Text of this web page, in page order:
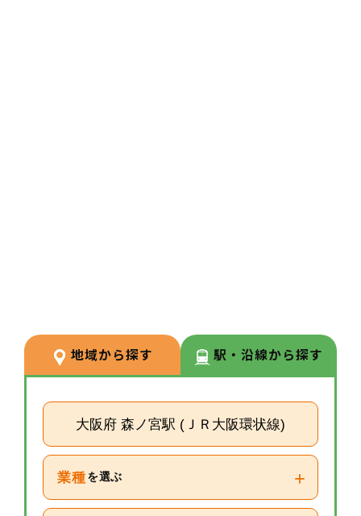
ーターや研修など＋αの業務チャ
レンジの可能性もございます。
地域から探す 駅・沿線から探す
大阪府 森ノ宮駅 (ＪＲ大阪環状線)
業種 を選ぶ +